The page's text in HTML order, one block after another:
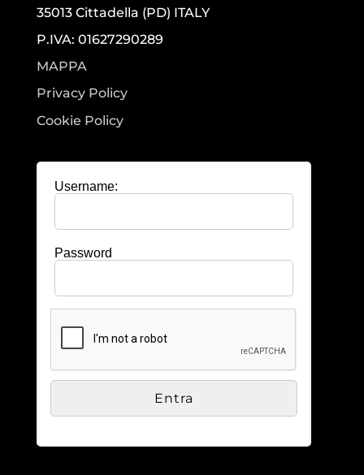
35013 Cittadella (PD) ITALY
P.IVA: 01627290289
MAPPA
Privacy Policy
Cookie Policy
Username:
Password